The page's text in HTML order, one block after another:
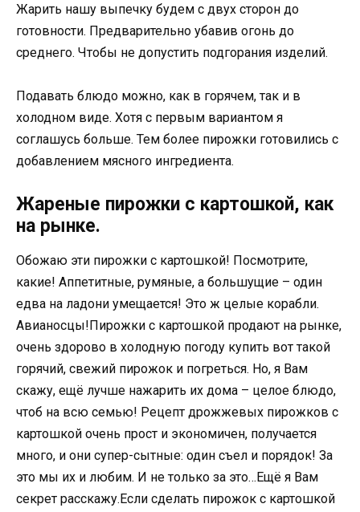
Жарить нашу выпечку будем с двух сторон до
готовности. Предварительно убавив огонь до
среднего. Чтобы не допустить подгорания изделий.
Подавать блюдо можно, как в горячем, так и в
холодном виде. Хотя с первым вариантом я
соглашусь больше. Тем более пирожки готовились с
добавлением мясного ингредиента.
Жареные пирожки с картошкой, как
на рынке.
Обожаю эти пирожки с картошкой! Посмотрите,
какие! Аппетитные, румяные, а большущие – один
едва на ладони умещается! Это ж целые корабли.
Авианосцы!Пирожки с картошкой продают на рынке,
очень здорово в холодную погоду купить вот такой
горячий, свежий пирожок и погреться. Но, я Вам
скажу, ещё лучше нажарить их дома – целое блюдо,
чтоб на всю семью! Рецепт дрожжевых пирожков с
картошкой очень прост и экономичен, получается
много, и они супер-сытные: один съел и порядок! За
это мы их и любим. И не только за это…Ещё я Вам
секрет расскажу.Если сделать пирожок с картошкой